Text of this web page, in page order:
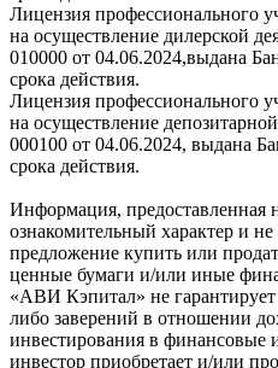
Лицензия профессионального
на осуществление дилерской
010000 от 04.06.2024,выдана
срока действия.
Лицензия профессионального
на осуществление
000100 от 04.06.2024, выдана
срока действия.
Информация, предоставленная
ознакомительный характер и
предложение купить или
ценные бумаги и/или иные
«АВИ Кэпитал» не
либо заверений в отношении
инвестирования в финансовые
инвестор приобретает и/или